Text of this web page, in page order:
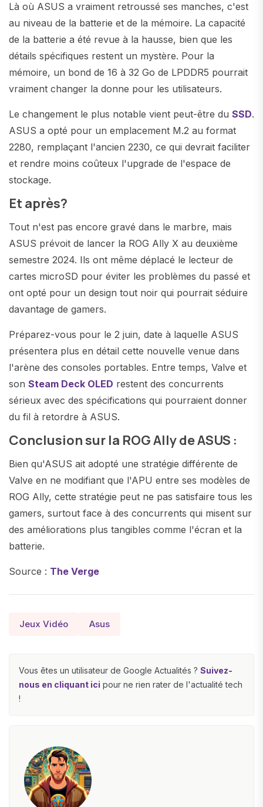
Là où ASUS a vraiment retroussé ses manches, c'est
au niveau de la batterie et de la mémoire. La capacité
de la batterie a été revue à la hausse, bien que les
détails spécifiques restent un mystère. Pour la
mémoire, un bond de 16 à 32 Go de LPDDR5 pourrait
vraiment changer la donne pour les utilisateurs.
Le changement le plus notable vient peut-être du SSD.
ASUS a opté pour un emplacement M.2 au format
2280, remplaçant l'ancien 2230, ce qui devrait faciliter
et rendre moins coûteux l'upgrade de l'espace de
stockage.
Et après?
Tout n'est pas encore gravé dans le marbre, mais
ASUS prévoit de lancer la ROG Ally X au deuxième
semestre 2024. Ils ont même déplacé le lecteur de
cartes microSD pour éviter les problèmes du passé et
ont opté pour un design tout noir qui pourrait séduire
davantage de gamers.
Préparez-vous pour le 2 juin, date à laquelle ASUS
présentera plus en détail cette nouvelle venue dans
l'arène des consoles portables. Entre temps, Valve et
son Steam Deck OLED restent des concurrents
sérieux avec des spécifications qui pourraient donner
du fil à retordre à ASUS.
Conclusion sur la ROG Ally de ASUS :
Bien qu'ASUS ait adopté une stratégie différente de
Valve en ne modifiant que l'APU entre ses modèles de
ROG Ally, cette stratégie peut ne pas satisfaire tous les
gamers, surtout face à des concurrents qui misent sur
des améliorations plus tangibles comme l'écran et la
batterie.
Source : The Verge
Jeux Vidéo Asus
Vous êtes un utilisateur de Google Actualités ? Suivez-
nous en cliquant ici pour ne rien rater de l'actualité tech
!